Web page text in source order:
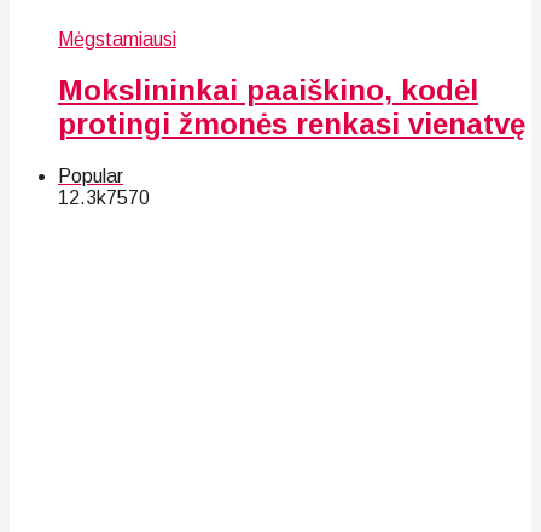
Mėgstamiausi
Mokslininkai paaiškino, kodėl
protingi žmonės renkasi vienatvę
Popular
12.3k7570